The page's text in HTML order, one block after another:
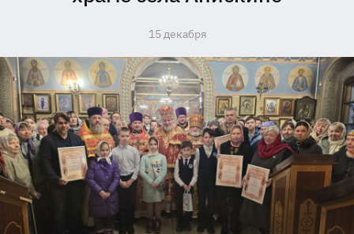
15 декабря